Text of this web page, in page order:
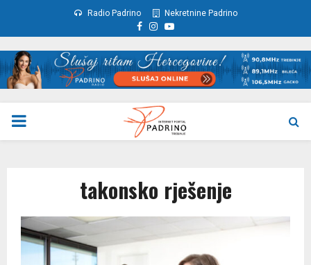
Radio Padrino Nekretnine Padrino
Facebook
Instagram
Youtube
PRIMARY
takonsko rješenje